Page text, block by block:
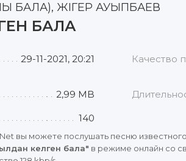
БАЛА), ЖІГЕР АУЫПБАЕВ
БАЛА
29-11-2021, 20:21 Качество
2,99 MB
140
вы можете послушать песню
келген бала" в режиме онлайн со